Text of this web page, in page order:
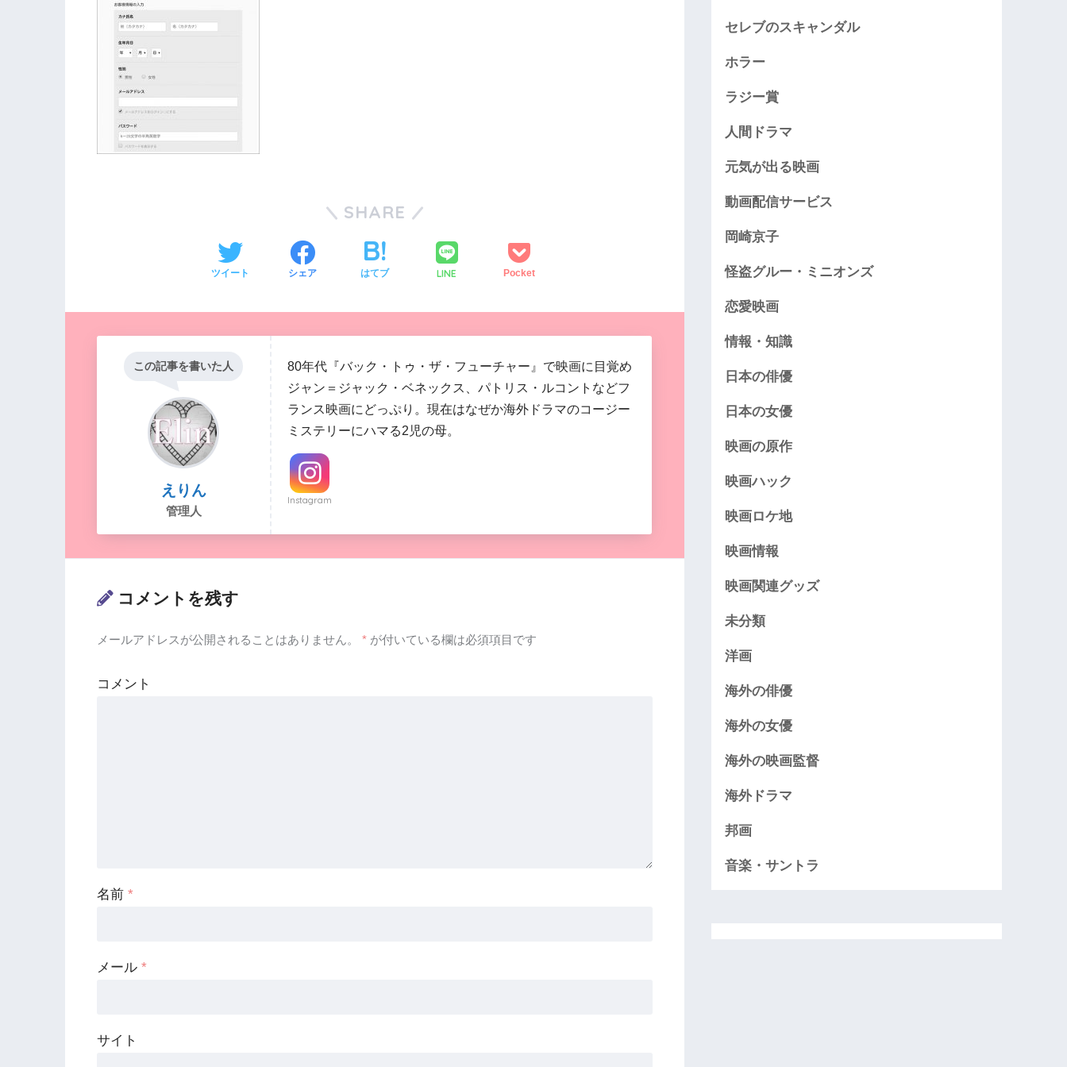
SHARE
ツイート シェア はてブ LINE Pocket
この記事を書いた人
えりん
管理人
80年代『バック・トゥ・ザ・フューチャー』で映画に目覚め
ジャン＝ジャック・ベネックス、パトリス・ルコントなどフ
ランス映画にどっぷり。現在はなぜか海外ドラマのコージー
ミステリーにハマる2児の母。
Instagram
コメントを残す
メールアドレスが公開されることはありません。 * が付いている欄は必須項目です
コメント
名前 *
メール *
サイト
セレブのスキャンダル
ホラー
ラジー賞
人間ドラマ
元気が出る映画
動画配信サービス
岡崎京子
怪盗グルー・ミニオンズ
恋愛映画
情報・知識
日本の俳優
日本の女優
映画の原作
映画ハック
映画ロケ地
映画情報
映画関連グッズ
未分類
洋画
海外の俳優
海外の女優
海外の映画監督
海外ドラマ
邦画
音楽・サントラ